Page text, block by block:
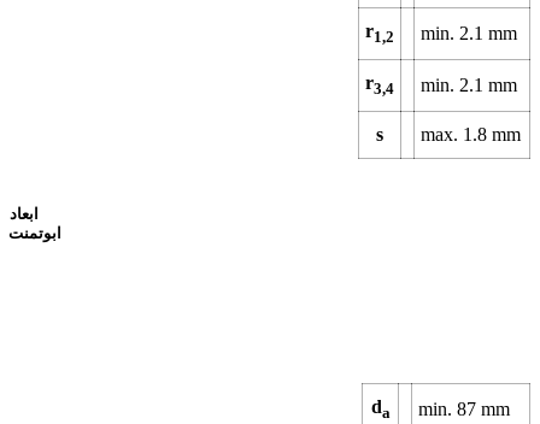
r1,2 min. 2.1 mm
r3,4 min. 2.1 mm
s max. 1.8 mm
ابعاد
ابوتمنت
da min. 87 mm